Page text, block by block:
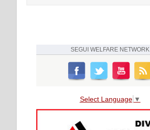
SEGUI WELFARE NETWORK
Select Language ▼